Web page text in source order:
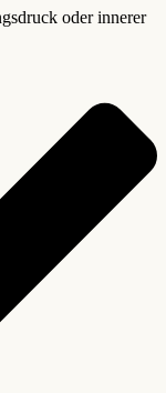
oder innerer